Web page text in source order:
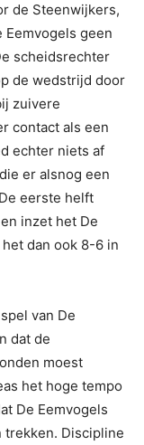
de Steenwijkers,
geen
scheidsrechter
de wedstrijd door
zuivere
contact als een
echter niets af
er alsnog een
eerste helft
inzet het De
dan ook 8-6 in
van De
dat de
moest
het hoge tempo
De Eemvogels
trekken. Discipline